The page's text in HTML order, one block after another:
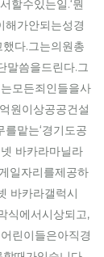
할수있는일.‘뭔
해가안되는성경
다.그는의원총
말씀을드린다.그
모든죄인들을사
원이상공공건설
맡는‘경기도공
바카라마닐라
일자리를제공하
바카라갤럭시
식에서시상되고,
린이들은아직경